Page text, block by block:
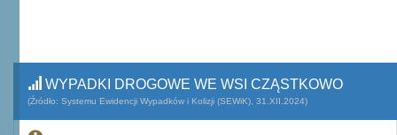
WYPADKI DROGOWE WE WSI CZĄSTKOWO
(Źródło: Systemu Ewidencji Wypadków i Kolizji (SEWiK), 31.XII.2024)